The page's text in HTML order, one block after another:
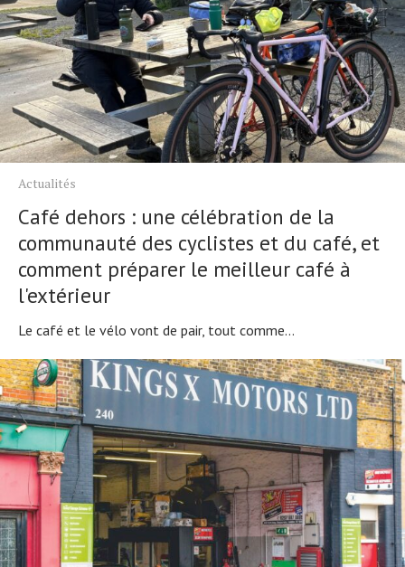
Actualités
Café dehors : une célébration de la
communauté des cyclistes et du café, et
comment préparer le meilleur café à
l'extérieur
Le café et le vélo vont de pair, tout comme...